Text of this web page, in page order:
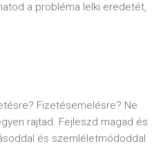
a probléma lelki eredetét,
Fizetésemelésre? Ne
rajtad. Fejleszd magad és
és szemléletmódoddal